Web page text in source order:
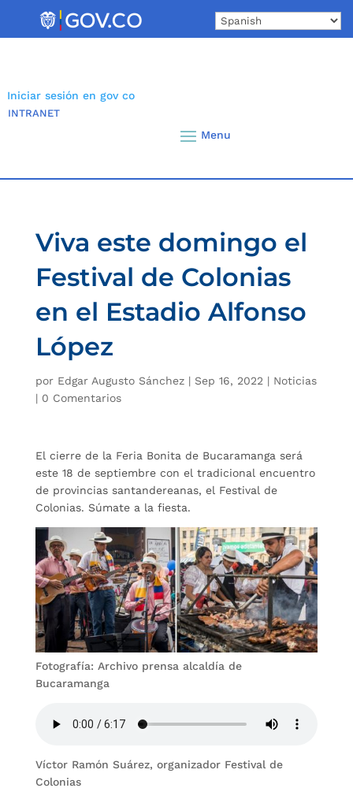
Iniciar sesión en gov co
INTRANET
Viva este domingo el
Festival de Colonias
en el Estadio Alfonso
López
por Edgar Augusto Sánchez| Sep 16, 2022 | Noticias
| 0 Comentarios
El cierre de la Feria Bonita de Bucaramanga será
este 18 de septiembre con el tradicional encuentro
de provincias santandereanas, el Festival de
Colonias. Súmate a la fiesta.
Fotografía: Archivo prensa alcaldía de
Bucaramanga
Víctor Ramón Suárez, organizador Festival de
Colonias